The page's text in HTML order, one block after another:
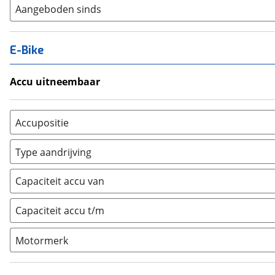
Aangeboden sinds
E-Bike
Accu uitneembaar
Nee, vast (0)
Accupositie
Bagagedrager (0)
Frame (0 )
Vloer (0
Achterbank (0)
Kofferbak (0)
Overig (0)
Type aandrijving
Achterwiel (0)
Trapas
Voorwiel
Capaciteit accu van
Capaciteit accu t/m
Motormerk
Bosch (1)